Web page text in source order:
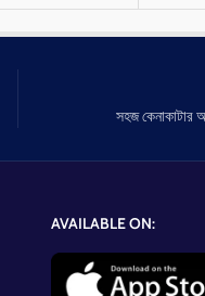
সহজ কেনাকাটার
AVAILABLE ON: